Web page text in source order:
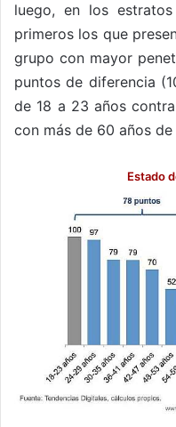
luego, en los
primeros los que
grupo con mayor
puntos de diferencia
de 18 a 23 años
con más de 60 años de
Estado